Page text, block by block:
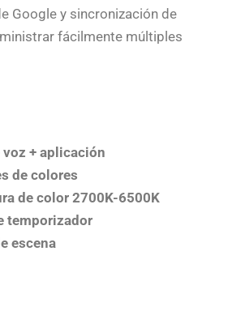
Google y sincronización de
fácilmente múltiples
+ aplicación
de colores
de color 2700K-6500K
temporizador
escena